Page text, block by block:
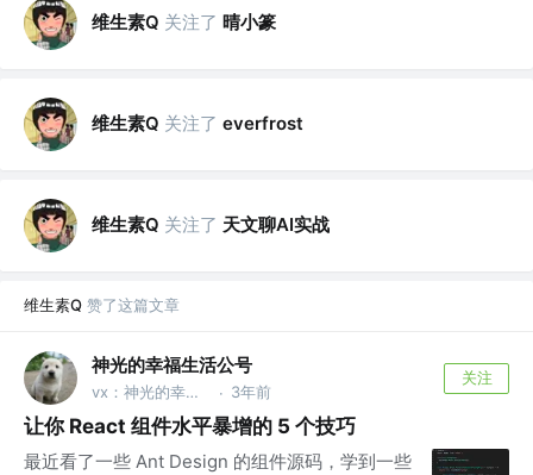
维生素Q 关注了 晴小篆
维生素Q 关注了 everfrost
维生素Q 关注了 天文聊AI实战
维生素Q 赞了这篇文章
神光的幸福生活公号
vx：神光的幸福生活 · 3年前
关注
让你 React 组件水平暴增的 5 个技巧
最近看了一些 Ant Design 的组件源码，学到一些